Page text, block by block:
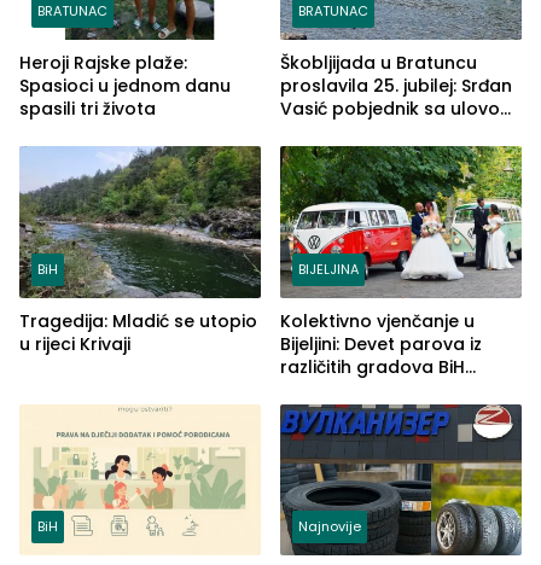
BRATUNAC
Heroji Rajske plaže:
Spasioci u jednom danu
spasili tri života
BRATUNAC
Škobljijada u Bratuncu
proslavila 25. jubilej: Srđan
Vasić pobjednik sa ulovom
BiH
Tragedija: Mladić se utopio
u rijeci Krivaji
BIJELJINA
Kolektivno vjenčanje u
Bijeljini: Devet parova iz
različitih gradova BiH
BiH Najnovije